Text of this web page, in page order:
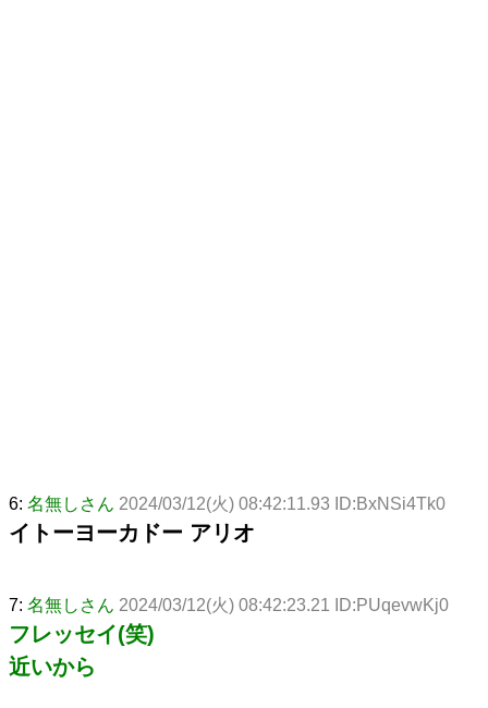
6: 名無しさん 2024/03/12(火) 08:42:11.93 ID:BxNSi4Tk0
イトーヨーカドー アリオ
7: 名無しさん 2024/03/12(火) 08:42:23.21 ID:PUqevwKj0
フレッセイ(笑)
近いから